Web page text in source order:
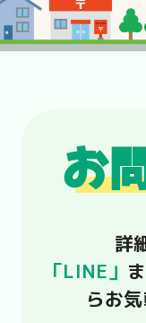
の助けが必
ジネスパー
せん。
ビジネスラ
間関係が無
ただいてい
ち。何より
そこには必
めとするた
払いして仕
が、だから
ビジネスラ
く、対等で
お
詳
「LINE」
らお